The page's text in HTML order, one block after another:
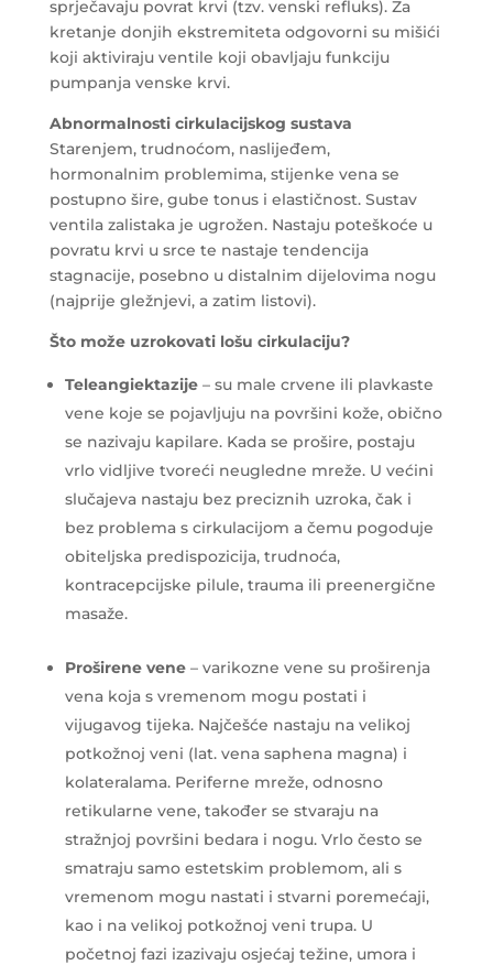
sprječavaju povrat krvi (tzv. venski refluks). Za
kretanje donjih ekstremiteta odgovorni su mišići
koji aktiviraju ventile koji obavljaju funkciju
pumpanja venske krvi.
Abnormalnosti cirkulacijskog sustava
Starenjem, trudnoćom, naslijeđem,
hormonalnim problemima, stijenke vena se
postupno šire, gube tonus i elastičnost. Sustav
ventila zalistaka je ugrožen. Nastaju poteškoće u
povratu krvi u srce te nastaje tendencija
stagnacije, posebno u distalnim dijelovima nogu
(najprije gležnjevi, a zatim listovi).
Što može uzrokovati lošu cirkulaciju?
Teleangiektazije– su male crvene ili plavkaste
vene koje se pojavljuju na površini kože, obično
se nazivaju kapilare. Kada se prošire, postaju
vrlo vidljive tvoreći neugledne mreže. U većini
slučajeva nastaju bez preciznih uzroka, čak i
bez problema s cirkulacijom a čemu pogoduje
obiteljska predispozicija, trudnoća,
kontracepcijske pilule, trauma ili preenergične
masaže.
Proširene vene – varikozne vene su proširenja
vena koja s vremenom mogu postati i
vijugavog tijeka. Najčešće nastaju na velikoj
potkožnoj veni (lat. vena saphena magna) i
kolateralama. Periferne mreže, odnosno
retikularne vene, također se stvaraju na
stražnjoj površini bedara i nogu. Vrlo često se
smatraju samo estetskim problemom, ali s
vremenom mogu nastati i stvarni poremećaji,
kao i na velikoj potkožnoj veni trupa. U
početnoj fazi izazivaju osjećaj težine, umora i